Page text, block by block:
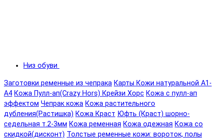
Низ обуви
Заготовки ременные из чепрака Карты Кожи натуральной А1-
А4 Кожа Пулл-ап(Crazy Hors) Крейзи Хорс Кожа с пулл-ап
эффектом Чепрак кожа Кожа растительного
дубления(Растишка) Кожа Краст Юфть (Краст) шорно-
седельная т.2-3мм Кожа ременная Кожа одежная Кожа со
скидкой(дисконт) Толстые ременные кожи: вороток, полы